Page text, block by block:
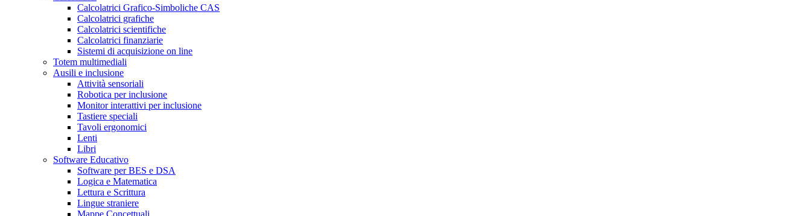
Calcolatrici Grafico-Simboliche CAS
Calcolatrici grafiche
Calcolatrici scientifiche
Calcolatrici finanziarie
Sistemi di acquisizione on line
Totem multimediali
Ausili e inclusione
Attività sensoriali
Robotica per inclusione
Monitor interattivi per inclusione
Tastiere speciali
Tavoli ergonomici
Lenti
Libri
Software Educativo
Software per BES e DSA
Logica e Matematica
Lettura e Scrittura
Lingue straniere
Mappe Concettuali